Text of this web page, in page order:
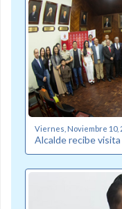
Viernes, Noviembre 10,
Alcalde recibe